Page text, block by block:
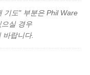
기도" 부분은 Phil Ware
실 경우
바랍니다.